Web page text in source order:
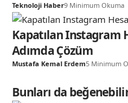
Teknoloji Haber9 Minimum Okuma
Kapatılan Instagram
Adımda Çözüm
Mustafa Kemal Erdem5 Minimum
Bunları da